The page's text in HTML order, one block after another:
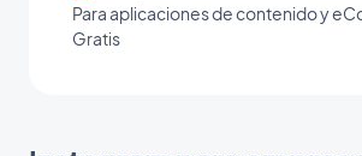
Para aplicaciones de contenido y
Gratis